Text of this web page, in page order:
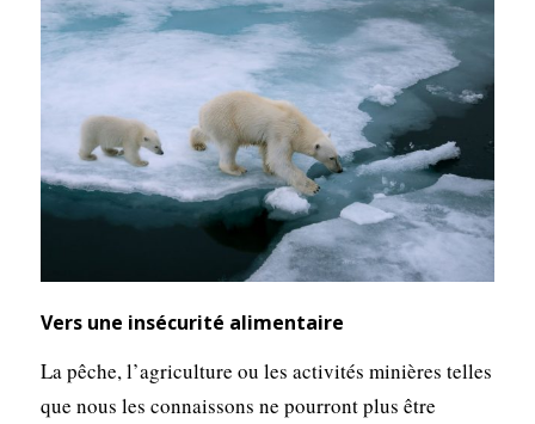
Vers une insécurité alimentaire
La pêche, l’agriculture ou les activités minières telles
que nous les connaissons ne pourront plus être